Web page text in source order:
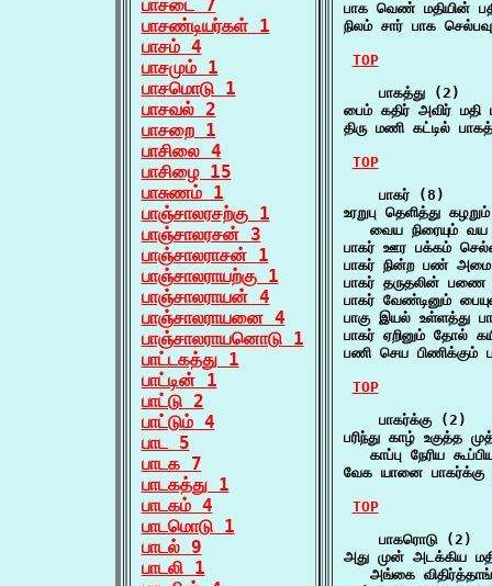
பாசடை 7
பாசண்டியர்கள் 1
பாசம் 4
பாசமும் 1
பாசமொடு 1
பாசவல் 2
பாசறை 1
பாசிலை 4
பாசிழை 15
பாசுணம் 1
பாஞ்சாலரசற்கு 1
பாஞ்சாலரசன் 3
பாஞ்சாலராசன் 1
பாஞ்சாலராயற்கு 1
பாஞ்சாலராயன் 4
பாஞ்சாலராயனை 4
பாஞ்சாலராயனொடு 1
பாட்டகத்து 1
பாட்டின் 1
பாட்டு 2
பாட்டும் 4
பாட 5
பாடக 7
பாடகத்து 1
பாடகம் 4
பாடமொடு 1
பாடல் 9
பாடலி 1
பாக வெண் மதியின்
நிலம் சார் பாக
TOP
    பாகத்து (2)
பைம் கதிர் அவிர்
திரு மணி கட்டில்
TOP
    பாகர் (8)
உரறுபு தெளித்து
வைய நிரையும் வய
பாகர் ஊர பக்கம்
பாகர் நின்ற பண்
பாகர் தருதலின்
பாகர் வேண்டினும்
பாகு இயல் உள்ளத்து
பாகர் ஏறினும் தோல்
பணி செய
TOP
    பாகர்க்கு (2)
பரிந்து காழ் உகுத்த
காப்பு நேரிய
வேக யானை
TOP
    பாகரொடு (2)
அது முன் அடக்கிய
அங்கை